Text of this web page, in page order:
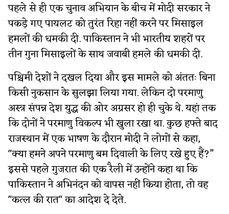
पहले से ही एक चुनाव अभियान के बीच में मोदी सरकार ने
पकड़े गए पायलट को तुरंत रिहा नहीं करने पर मिसाइल
हमलों की धमकी दी. पाकिस्तान ने भी भारतीय शहरों पर
तीन गुना मिसाइलों के साथ जवाबी हमले की धमकी दी.
पश्चिमी देशों ने दखल दिया और इस मामले को अंततः बिना
किसी नुकसान के सुलझा लिया गया. लेकिन दो परमाणु
अस्त्र संपन्न देश युद्ध की ओर अग्रसर हो ही चुके थे. यहां तक
कि दोनों ने परमाणु विकल्प भी खुला रखा था. कुछ हफ्ते बाद
राजस्थान में एक भाषण के दौरान मोदी ने लोगों से कहा,
"क्या हमने अपने परमाणु बम दिवाली के लिए रखे हुए हैं?”
इससे पहले गुजरात की एक रैली में उन्होंने कहा था कि
पाकिस्तान ने अभिनंदन को वापस नहीं किया होता, तो वह
"कत्ल की रात" का आदेश दे देते.